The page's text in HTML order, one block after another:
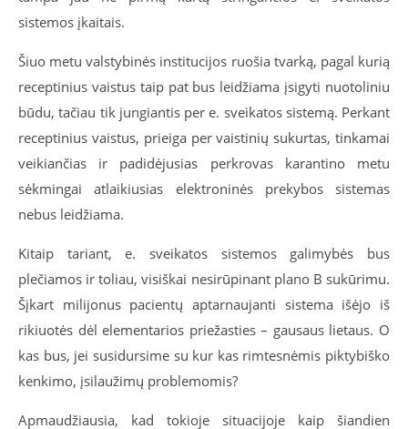
sistemos įkaitais.
Šiuo metu valstybinės institucijos ruošia tvarką, pagal kurią
receptinius vaistus taip pat bus leidžiama įsigyti nuotoliniu
būdu, tačiau tik jungiantis per e. sveikatos sistemą. Perkant
receptinius vaistus, prieiga per vaistinių sukurtas, tinkamai
veikiančias ir padidėjusias perkrovas karantino metu
sėkmingai atlaikiusias elektroninės prekybos sistemas
nebus leidžiama.
Kitaip tariant, e. sveikatos sistemos galimybės bus
plečiamos ir toliau, visiškai nesirūpinant plano B sukūrimu.
Šįkart milijonus pacientų aptarnaujanti sistema išėjo iš
rikiuotės dėl elementarios priežasties – gausaus lietaus. O
kas bus, jei susidursime su kur kas rimtesnėmis piktybiško
kenkimo, įsilaužimų problemomis?
Apmaudžiausia, kad tokioje situacijoje kaip šiandien